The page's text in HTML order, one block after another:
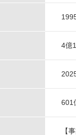
4億
601
【